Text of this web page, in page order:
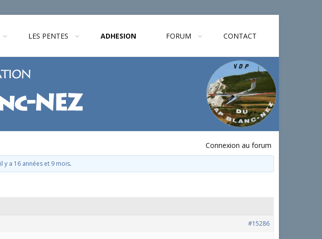
LES PENTES ADHESION FORUM CONTACT
Connexion au forum
il y a 16 années et 9 mois.
#15286